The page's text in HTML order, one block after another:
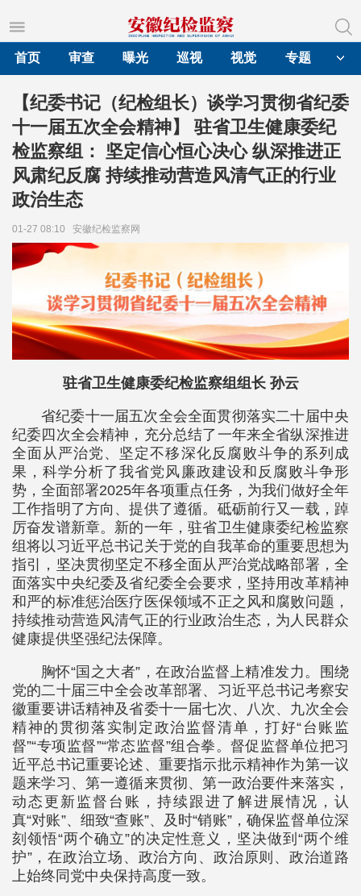
首页
审查 曝光 巡视 视觉 专题
【纪委书记（纪检组长）谈学习贯彻省纪委
十一届五次全会精神】 驻省卫生健康委纪
检监察组： 坚定信心恒心决心 纵深推进正
风肃纪反腐 持续推动营造风清气正的行业
政治生态
01-27 08:10 安徽纪检监察网
驻省卫生健康委纪检监察组组长 孙云
省纪委十一届五次全会全面贯彻落实二十届中央
纪委四次全会精神，充分总结了一年来全省纵深推进
全面从严治党、坚定不移深化反腐败斗争的系列成
果，科学分析了我省党风廉政建设和反腐败斗争形
势，全面部署2025年各项重点任务，为我们做好全年
工作指明了方向、提供了遵循。砥砺前行又一载，踔
厉奋发谱新章。新的一年，驻省卫生健康委纪检监察
组将以习近平总书记关于党的自我革命的重要思想为
指引，坚决贯彻坚定不移全面从严治党战略部署，全
面落实中央纪委及省纪委全会要求，坚持用改革精神
和严的标准惩治医疗医保领域不正之风和腐败问题，
持续推动营造风清气正的行业政治生态，为人民群众
健康提供坚强纪法保障。
胸怀“国之大者”，在政治监督上精准发力。围绕
党的二十届三中全会改革部署、习近平总书记考察安
徽重要讲话精神及省委十一届七次、八次、九次全会
精神的贯彻落实制定政治监督清单，打好“台账监
督”“专项监督”“常态监督”组合拳。督促监督单位把习
近平总书记重要论述、重要指示批示精神作为第一议
题来学习、第一遵循来贯彻、第一政治要件来落实，
动态更新监督台账，持续跟进了解进展情况，认
真“对账”、细致“查账”、及时“销账”，确保监督单位深
刻领悟“两个确立”的决定性意义，坚决做到“两个维
护”，在政治立场、政治方向、政治原则、政治道路
上始终同党中央保持高度一致。